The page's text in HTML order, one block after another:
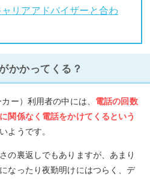
リアアドバイザーと合わ
かかってくる？
ー）利用者の中には、 電話の回数
関係なく電話をかけてくるという
ようです。
の裏返しでもありますが、あまり
なったり夜勤明けにはつらく、デ